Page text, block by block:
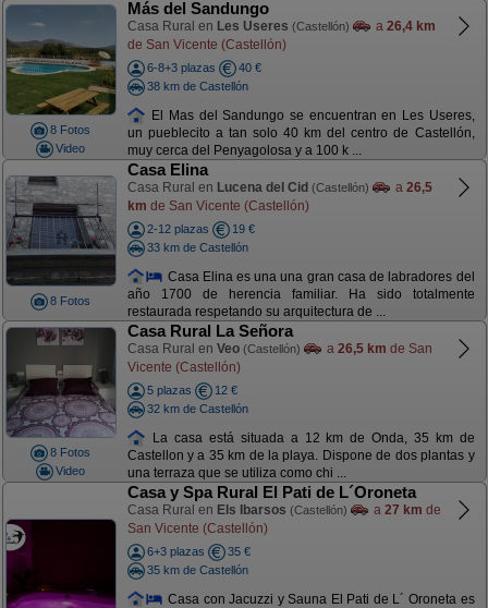
8 Fotos
Video
Más del Sandungo
Casa Rural en Les Useres (Castellón) a 26,4 km
de San Vicente (Castellón)
6-8+3 plazas
40 €
38 km de Castellón
El Mas del Sandungo se encuentran en Les Useres,
un pueblecito a tan solo 40 km del centro de Castellón,
muy cerca del Penyagolosa y a 100 k ...
8 Fotos
Casa Elina
Casa Rural en Lucena del Cid (Castellón) a 26,5
km de San Vicente (Castellón)
2-12 plazas
19 €
33 km de Castellón
Casa Elina es una una gran casa de labradores del
año 1700 de herencia familiar. Ha sido totalmente
restaurada respetando su arquitectura de ...
8 Fotos
Video
Casa Rural La Señora
Casa Rural en Veo (Castellón) a 26,5 km de San
Vicente (Castellón)
5 plazas
12 €
32 km de Castellón
La casa está situada a 12 km de Onda, 35 km de
Castellon y a 35 km de la playa. Dispone de dos plantas y
una terraza que se utiliza como chi ...
Casa y Spa Rural El Pati de L´Oroneta
Casa Rural en Els Ibarsos (Castellón) a 27 km de
San Vicente (Castellón)
6+3 plazas
35 €
35 km de Castellón
Casa con Jacuzzi y Sauna El Pati de L´ Oroneta es